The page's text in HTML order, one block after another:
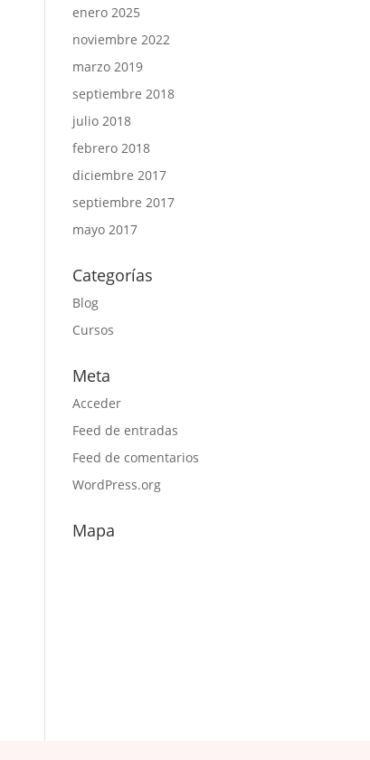
enero 2025
noviembre 2022
marzo 2019
septiembre 2018
julio 2018
febrero 2018
diciembre 2017
septiembre 2017
mayo 2017
Categorías
Blog
Cursos
Meta
Acceder
Feed de entradas
Feed de comentarios
WordPress.org
Mapa